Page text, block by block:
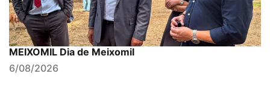
MEIXOMIL Dia de Meixomil
6/08/2026